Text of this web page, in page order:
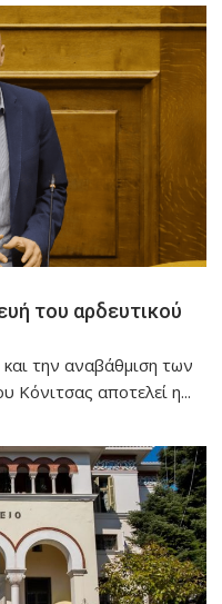
του αρδευτικού
την αναβάθμιση των
Κόνιτσας αποτελεί η...